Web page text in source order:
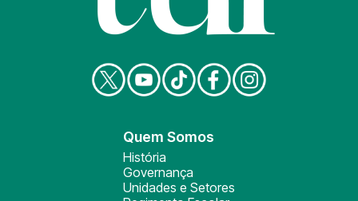
Quem Somos
História
Governança
Unidades e Setores